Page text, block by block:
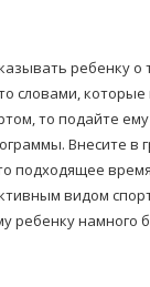
ребенку о
словами,
то подайте
Внесите в
подходящее
видом
ребенку намного